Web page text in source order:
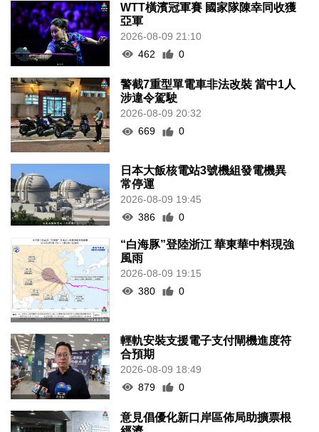
WTT橫濱冠軍賽 國家隊陳幸同收獲
亞軍
2026-08-09 21:10
462
0
警截7重型單電車非法改裝 當中1人
涉違令駕駛
2026-08-09 20:32
669
0
日本大飯核電站3號機組發電機異
常停運
2026-08-09 19:45
386
0
“白海豚”登陸浙江 華東華中料現強
風雨
2026-08-09 19:15
380
0
輕軌安裝支援電子支付閘機進度符
合預期
2026-08-09 18:49
879
0
意見倡優化新口岸區佈局助擴票根